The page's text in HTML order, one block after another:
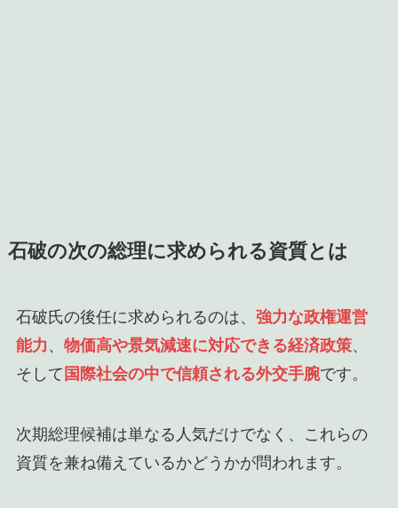
石破の次の総理に求められる資質とは
石破氏の後任に求められるのは、 強力な政権運営
能力 、 物価高や景気減速に対応できる経済政策、
そして 国際社会の中で信頼される外交手腕です。
次期総理候補は単なる人気だけでなく、これらの
資質を兼ね備えているかどうかが問われます。